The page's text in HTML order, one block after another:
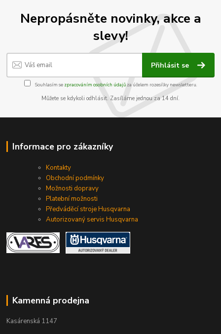
Nepropásněte novinky, akce a
slevy!
Přihlásit se
Souhlasím se zpracováním osobních údajůza účelem rozesílky newsletteru.
Můžete se kdykoli odhlásit. Zasíláme jednou za 14 dní.
Informace pro zákazníky
Kontakty
Obchodní podmínky
Možnosti dopravy
Platební možnosti
Předváděcí stroje Husqvarna
Autorizovaný servis Husqvarna
Kamenná prodejna
Kasárenská 1147